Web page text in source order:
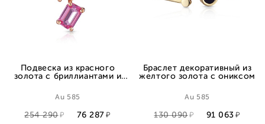
Подвеска из красного
золота с бриллиантами и
Au 585
254 290
76 287
Браслет декоративный из
желтого золота с ониксом
Au 585
130 090
91 063